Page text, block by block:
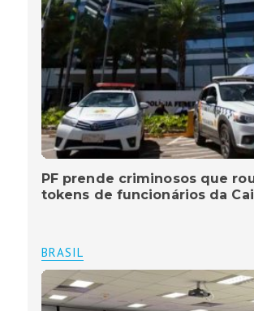
PF prende criminosos que
tokens de funcionários da
BRASIL